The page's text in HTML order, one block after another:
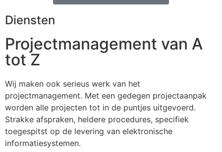
Diensten
Projectmanagement van A
tot Z
Wij maken ook serieus werk van het
projectmanagement. Met een gedegen projectaanpak
worden alle projecten tot in de puntjes uitgevoerd.
Strakke afspraken, heldere procedures, specifiek
toegespitst op de levering van elektronische
informatiesystemen.